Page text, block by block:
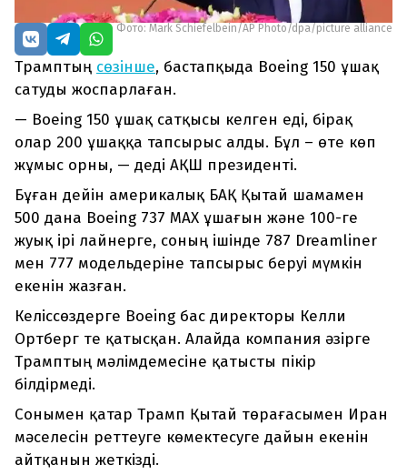
Фото: Mark Schiefelbein/AP Photo/dpa/picture alliance
Трамптың сөзінше, бастапқыда Boeing 150 ұшақ
сатуды жоспарлаған.
— Boeing 150 ұшақ сатқысы келген еді, бірақ
олар 200 ұшаққа тапсырыс алды. Бұл – өте көп
жұмыс орны, — деді АҚШ президенті.
Бұған дейін америкалық БАҚ Қытай шамамен
500 дана Boeing 737 MAX ұшағын және 100-ге
жуық ірі лайнерге, соның ішінде 787 Dreamliner
мен 777 модельдеріне тапсырыс беруі мүмкін
екенін жазған.
Келіссөздерге Boeing бас директоры Келли
Ортберг те қатысқан. Алайда компания әзірге
Трамптың мәлімдемесіне қатысты пікір
білдірмеді.
Сонымен қатар Трамп Қытай төрағасымен Иран
мәселесін реттеуге көмектесуге дайын екенін
айтқанын жеткізді.